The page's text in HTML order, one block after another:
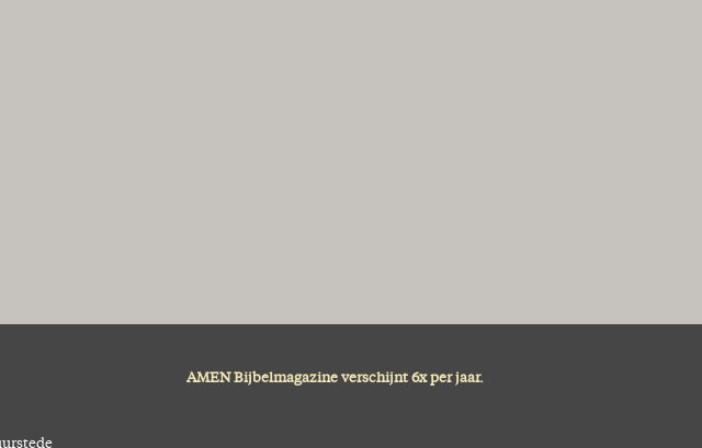
AMEN Bijbelmagazine verschijnt 6x per jaar.